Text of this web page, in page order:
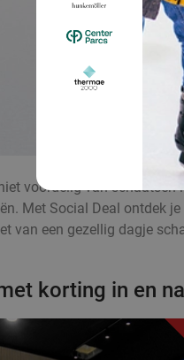
voordelig van
Met Social Deal ontdek
van een gezellig dagje
korting in en